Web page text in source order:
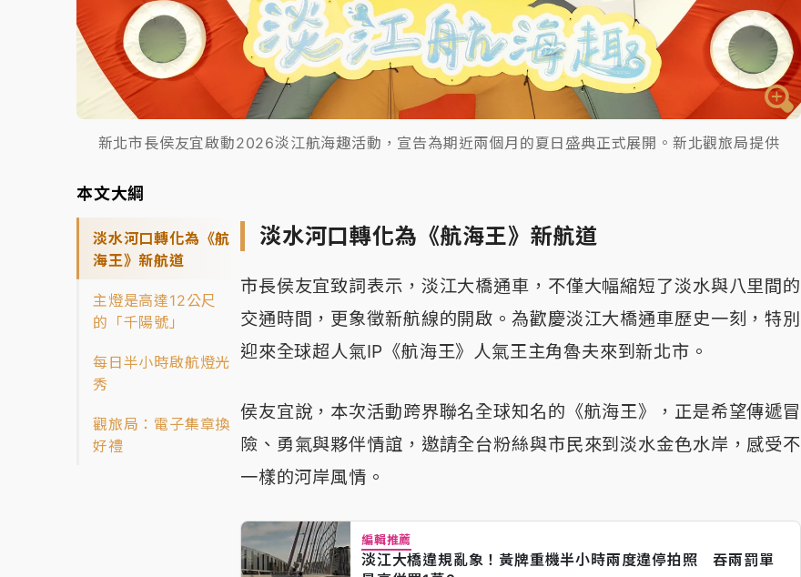
新北市長侯友宜啟動2026淡江航海趣活動，宣告為期近兩個月的夏日盛典正式展開。新北觀旅局提供
本文大綱
淡水河口轉化為《航
海王》新航道
主燈是高達12公尺
的「千陽號」
每日半小時啟航燈光
秀
觀旅局：電子集章換
好禮
淡水河口轉化為《航海王》新航道
市長侯友宜致詞表示，淡江大橋通車，不僅大幅縮短了淡水與八里間的
交通時間，更象徵新航線的開啟。為歡慶淡江大橋通車歷史一刻，特別
迎來全球超人氣IP《航海王》人氣王主角魯夫來到新北市。
侯友宜說，本次活動跨界聯名全球知名的《航海王》，正是希望傳遞冒
險、勇氣與夥伴情誼，邀請全台粉絲與市民來到淡水金色水岸，感受不
一樣的河岸風情。
編輯推薦
淡江大橋違規亂象！黃牌重機半小時兩度違停拍照 吞兩罰單